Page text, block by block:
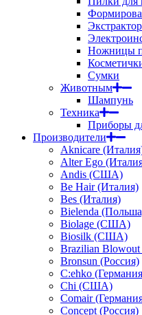
Ножницы
Сумки
Животным
Шампунь
Техника
Приборы
Производители
Aknicare
Alter Ego
Andis (США)
Be Hair (Италия)
Bes (Италия)
Bielenda
Biolage (США)
Biosilk (США)
Brazilian
Bronsun (Россия)
C:ehko
Chi (США)
Comair
Concept (Россия)